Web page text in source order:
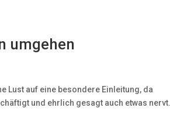
umgehen
Lust auf eine besondere Einleitung, da
und ehrlich gesagt auch etwas nervt.